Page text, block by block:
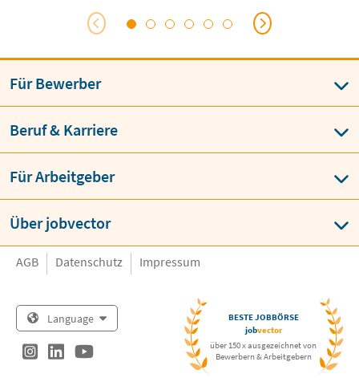
aus Betriebswirtschaft
Für Bewerber
Beruf & Karriere
Für Arbeitgeber
Über jobvector
AGB Datenschutz Impressum
Language
BESTE JOBBÖRSE
jobvector
über 150 x ausgezeichnet von
Bewerbern & Arbeitgebern